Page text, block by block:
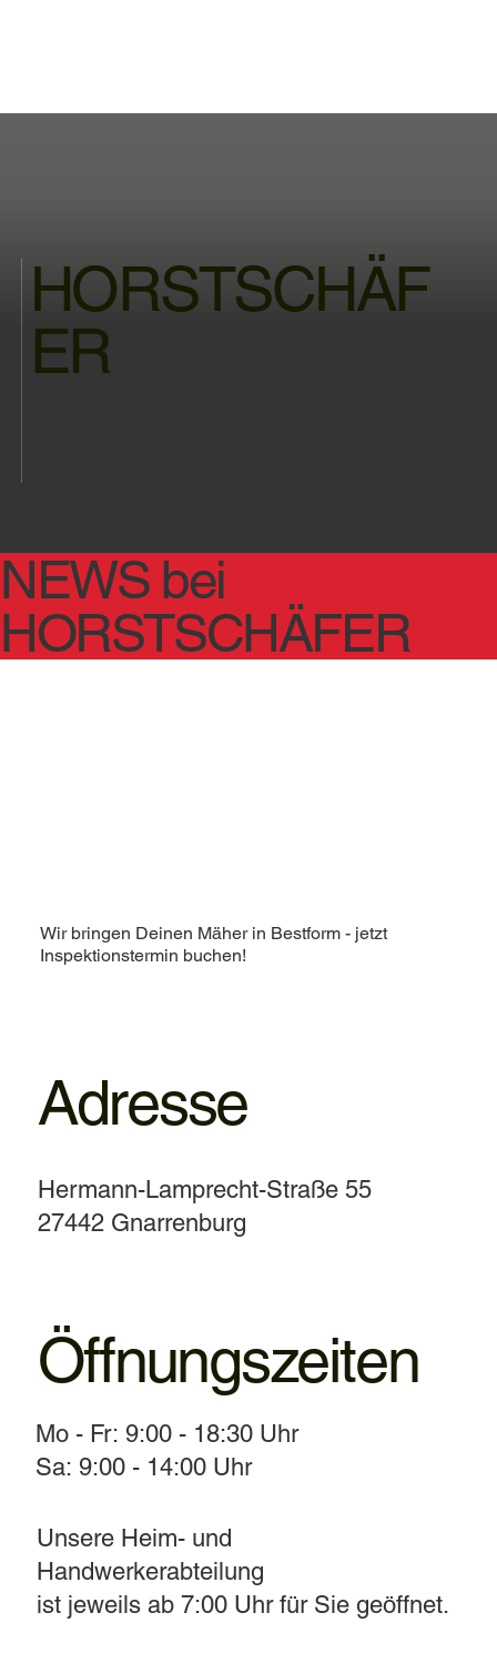
HORSTSCHÄF
ER
NEWS bei
HORSTSCHÄFER
Wir bringen Deinen Mäher in Bestform - jetzt
Inspektionstermin buchen!
Adresse
Hermann-Lamprecht-Straße 55
27442 Gnarrenburg
Öffnungszeiten
Mo - Fr: 9:00 - 18:30 Uhr
Sa: 9:00 - 14:00 Uhr
Unsere Heim- und
Handwerkerabteilung
ist jeweils ab 7:00 Uhr für Sie geöffnet.